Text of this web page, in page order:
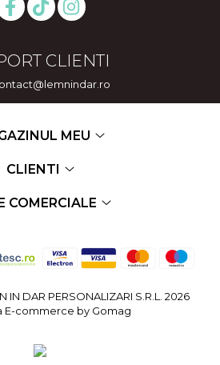
CLIENTI
MEU
CLIENTI
COMERCIALE
DAR PERSONALIZARI S.R.L. 2026
E-commerce by Gomag